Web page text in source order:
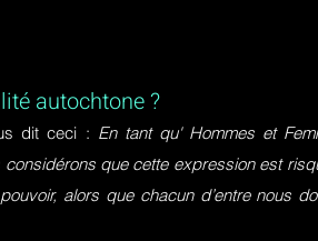
autochtone ?
dit ceci : En tant qu' Hommes et
que cette expression est
alors que chacun d’entre nous